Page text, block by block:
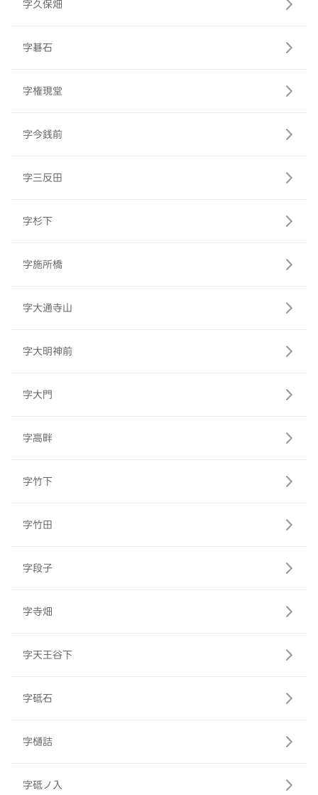
字久保畑
字碁石
字権現堂
字今銭前
字三反田
字杉下
字施所橋
字大通寺山
字大明神前
字大門
字高畔
字竹下
字竹田
字段子
字寺畑
字天王谷下
字砥石
字樋詰
字砥ノ入